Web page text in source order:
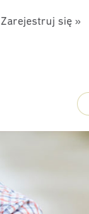
Zarejestruj się »